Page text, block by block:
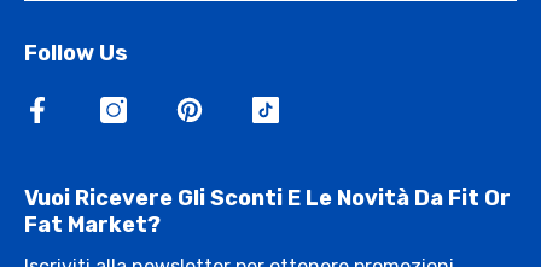
Follow Us
Vuoi Ricevere Gli Sconti E Le Novità Da Fit Or
Fat Market?